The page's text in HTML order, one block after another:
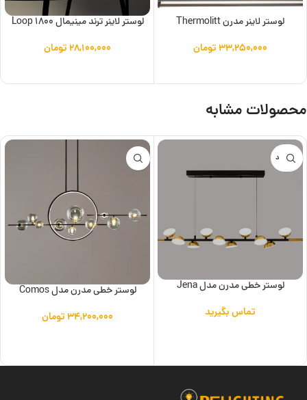
لوستر لاینر مدرن Thermolitt
۳۳,۲۵۰,۰۰۰تومان
لوستر لاینر ترند مینیمال Loop 1800
۲۸,۱۰۰,۰۰۰تومان
محصولات مشابه
ناموجود
لوستر خطی مدرن مدل Jena
تماس بگیرید
لوستر خطی مدرن مدل Comos
۳۴,۲۰۰,۰۰۰تومان